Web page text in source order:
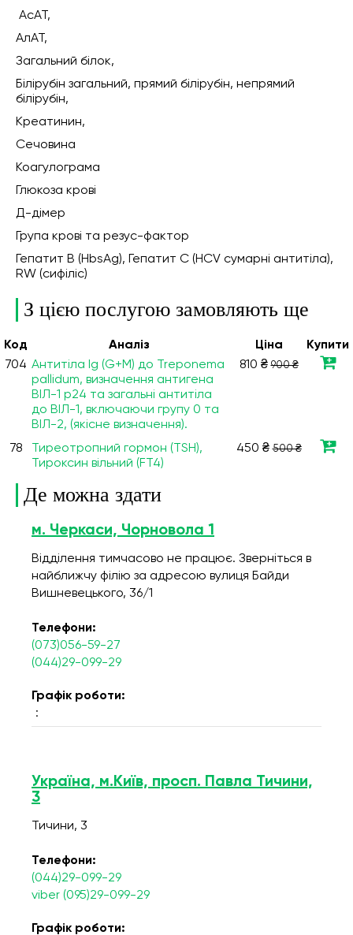
АсАТ,
АлАТ,
Загальний білок,
Білірубін загальний, прямий білірубін, непрямий
білірубін,
Креатинин,
Сечовина
Коагулограма
Глюкоза крові
Д-дімер
Група крові та резус-фактор
Гепатит В (HbsAg), Гепатит С (HCV сумарні антитіла),
RW (сифіліс)
З цією послугою замовляють ще
Код Аналiз Ціна
Купити
704 Антитіла Ig (G+М) до Treponema
pallidum, визначення антигена
ВІЛ-1 р24 та загальні антитіла
до ВІЛ-1, включаючи групу 0 та
ВІЛ-2, (якісне визначення).
810 ₴900 ₴
78
Тиреотропний гормон (TSH),
Тироксин вільний (FT4)
450 ₴500 ₴
Де можна здати
м. Черкаси, Чорновола 1
Відділення тимчасово не працює. Зверніться в
найближчу філію за адресою вулиця Байди
Вишневецького, 36/1
Телефони:
(073)056-59-27
(044)29-099-29
Графік роботи:
:
Україна, м.Київ, просп. Павла Тичини,
3
Тичини, 3
Телефони:
(044)29-099-29
viber (095)29-099-29
Графік роботи: